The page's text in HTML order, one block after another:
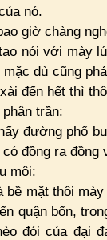
nó.
giờ chàng
nói với mày
dù cũng
đến hết thì
trần:
đường phố
có đồng ra
môi:
bề mặt thôi
quận bốn,
đói của đại